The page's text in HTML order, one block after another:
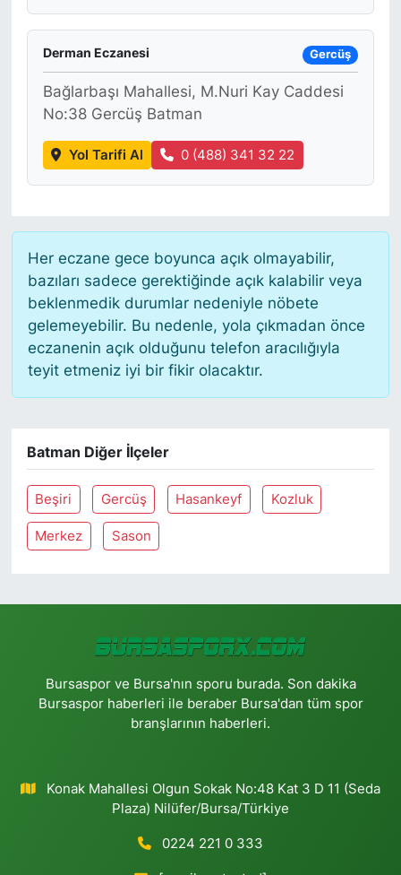
Derman Eczanesi Gercüş
Bağlarbaşı Mahallesi, M.Nuri Kay Caddesi
No:38 Gercüş Batman
Yol Tarifi Al 0 (488) 341 32 22
Her eczane gece boyunca açık olmayabilir,
bazıları sadece gerektiğinde açık kalabilir veya
beklenmedik durumlar nedeniyle nöbete
gelemeyebilir. Bu nedenle, yola çıkmadan önce
eczanenin açık olduğunu telefon aracılığıyla
teyit etmeniz iyi bir fikir olacaktır.
Batman Diğer İlçeler
Beşiri Gercüş Hasankeyf Kozluk
Merkez Sason
Bursaspor ve Bursa'nın sporu burada. Son dakika
Bursaspor haberleri ile beraber Bursa'dan tüm spor
branşlarının haberleri.
Konak Mahallesi Olgun Sokak No:48 Kat 3 D 11 (Seda
Plaza) Nilüfer/Bursa/Türkiye
0224 221 0 333